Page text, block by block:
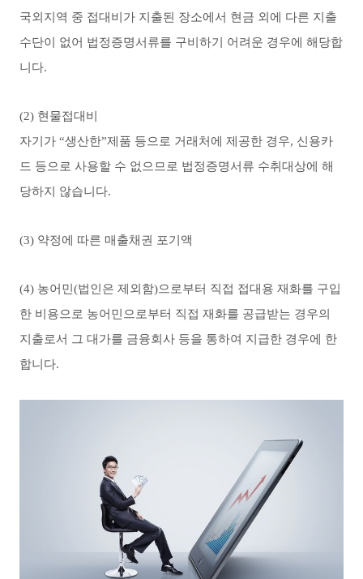
국외지역 중 접대비가 지출된 장소에서 현금 외에 다른 지출
수단이 없어 법정증명서류를 구비하기 어려운 경우에 해당합
니다.
(2) 현물접대비
자기가 “생산한”제품 등으로 거래처에 제공한 경우, 신용카
드 등으로 사용할 수 없으므로 법정증명서류 수취대상에 해
당하지 않습니다.
(3) 약정에 따른 매출채권 포기액
(4) 농어민(법인은 제외함)으로부터 직접 접대용 재화를 구입
한 비용으로 농어민으로부터 직접 재화를 공급받는 경우의
지출로서 그 대가를 금융회사 등을 통하여 지급한 경우에 한
합니다.